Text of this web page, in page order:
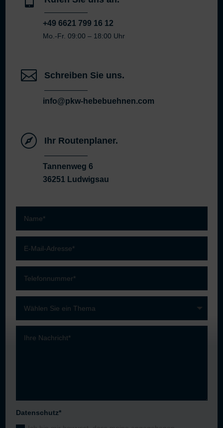
+49 6621 799 16 12
Mo.-Fr. 09:00 – 18:00 Uhr
 Schreiben Sie uns.
info@pkw-hebebuehnen.com
 Ihr Routenplaner.
Tannenweg 6
36251 Ludwigsau
Datenschutz*